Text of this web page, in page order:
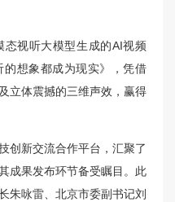
态视听大模型生成的AI视频
的想象都成为现实》，凭借
立体震撼的三维声效，赢得
创新交流合作平台，汇聚了
成果发布环节备受瞩目。此
朱咏雷、北京市委副书记刘